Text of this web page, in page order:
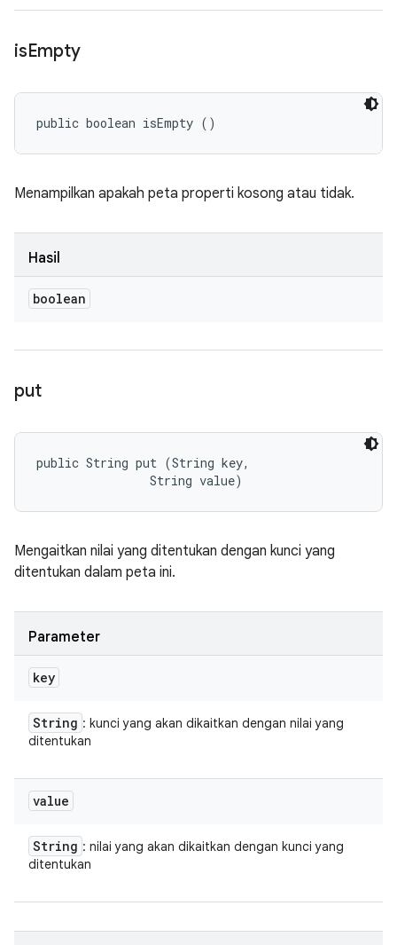
isEmpty
public boolean isEmpty ()
Menampilkan apakah peta properti kosong atau tidak.
Hasil
boolean
put
public String put (String key,
                String value)
Mengaitkan nilai yang ditentukan dengan kunci yang
ditentukan dalam peta ini.
Parameter
key
String : kunci yang akan dikaitkan dengan nilai yang
ditentukan
value
String : nilai yang akan dikaitkan dengan kunci yang
ditentukan